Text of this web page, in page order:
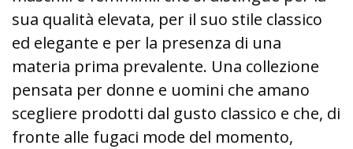
sua qualità elevata, per il suo stile classico
ed elegante e per la presenza di una
materia prima prevalente. Una collezione
pensata per donne e uomini che amano
scegliere prodotti dal gusto classico e che, di
fronte alle fugaci mode del momento,